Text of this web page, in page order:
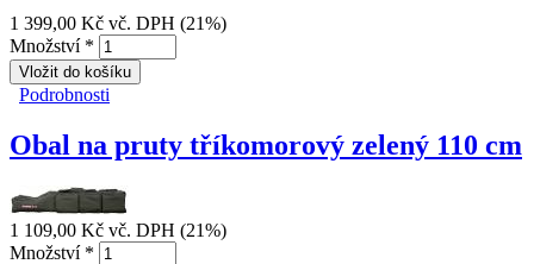
1 399,00 Kč vč. DPH (21%)
Množství *
Podrobnosti
Obal na pruty tříkomorový zelený 110 cm
1 109,00 Kč vč. DPH (21%)
Množství *